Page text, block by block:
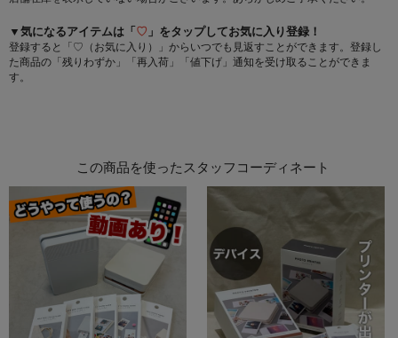
▼気になるアイテムは「♡ 」をタップしてお気に入り登録！
登録すると「♡（お気に入り）」からいつでも見返すことができます。登録し
た商品の「残りわずか」「再入荷」「値下げ」通知を受け取ることができま
す。
この商品を使ったスタッフコーディネート